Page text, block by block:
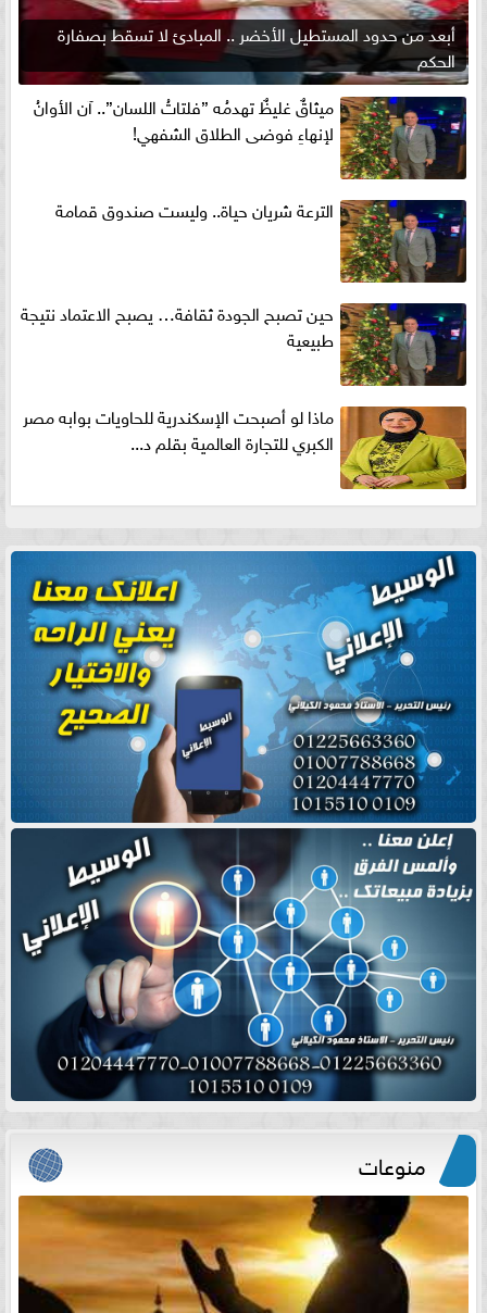
أبعد من حدود المستطيل الأخضر .. المبادئ لا تسقط بصفارة
الحكم
ميثاقٌ غليظٌ تهدمُه ”فلتاتُ اللسان”.. آن الأوانُ
لإنهاءِ فوضى الطلاق الشفهي!
الترعة شريان حياة.. وليست صندوق قمامة
حين تصبح الجودة ثقافة… يصبح الاعتماد نتيجة
طبيعية
ماذا لو أصبحت الإسكندرية للحاويات بوابه مصر
الكبري للتجارة العالمية بقلم د...
منوعات